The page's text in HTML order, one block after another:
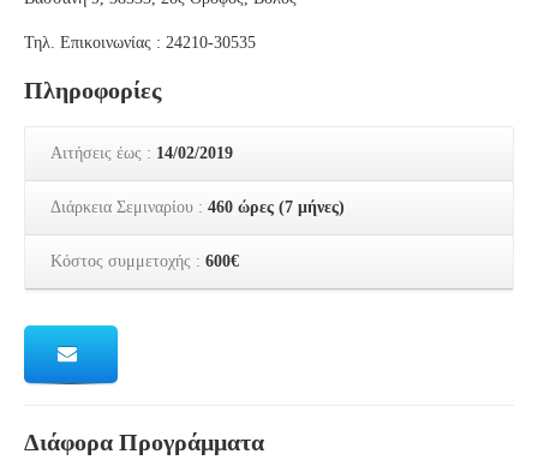
Τηλ. Επικοινωνίας : 24210-30535
Πληροφορίες
Αιτήσεις έως : 14/02/2019
Διάρκεια Σεμιναρίου : 460 ώρες (7 μήνες)
Κόστος συμμετοχής : 600€
Διάφορα Προγράμματα